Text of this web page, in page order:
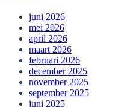
juni 2026
mei 2026
april 2026
maart 2026
februari 2026
december 2025
november 2025
september 2025
juni 2025